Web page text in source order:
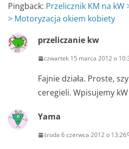
Pingback: Przelicznik KM na
> Motoryzacja okiem kobiety
przeliczanie kw
czwartek 15 marca 2012 o
Fajnie działa. Proste,
ceregieli. Wpisujemy
Yama
środa 6 czerwca 2012 o 13:26